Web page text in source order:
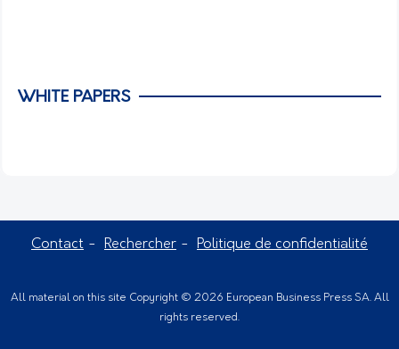
WHITE PAPERS
Contact Rechercher Politique de confidentialité
All material on this site Copyright © 2026 European Business Press SA. All
rights reserved.